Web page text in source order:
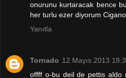
onurunu kurtaracak bence
her turlu ezer diyorum
Yanıtla
Tornado 12 Mayıs 2013
offff o-bu deil de pettis aldo